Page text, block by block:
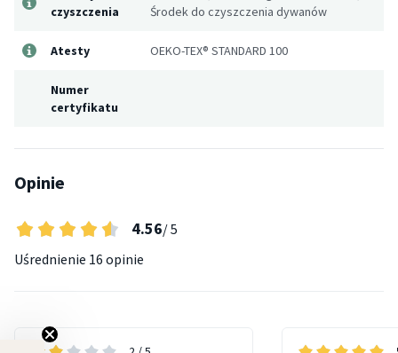
czyszczenia
Środek do czyszczenia dywanów
Atesty OEKO-TEX® STANDARD 100
Numer
certyfikatu
Opinie
4.56/ 5
Uśrednienie 16 opinie